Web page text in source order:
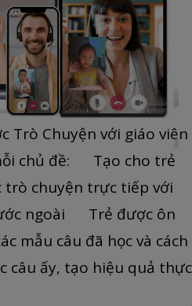
Trò Chuyện với giáo viên
chủ đề: Tạo cho trẻ
chuyện trực tiếp với
ngoài Trẻ được ôn
mẫu câu đã học và cách
câu ấy, tạo hiệu quả thực